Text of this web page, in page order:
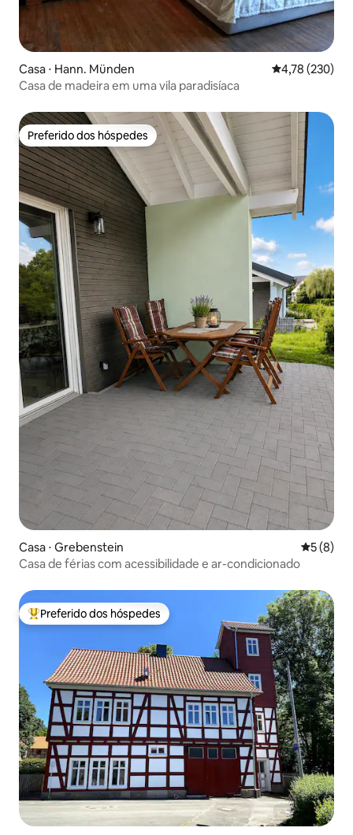
Casa ⋅ Hann. Münden 4,78 de uma
4,78 (230)
Casa de madeira em uma vila paradisíaca
Preferido dos hóspedes
Preferido dos hóspedes
Casa ⋅ Grebenstein 5 de
5 (8)
Casa de férias com acessibilidade e ar-condicionado
Entre os melhores preferidos dos hóspedes
Preferido dos hóspedes